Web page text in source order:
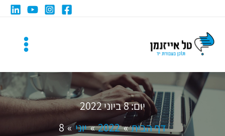
יום:8 ביוני 2022
דף הבית
2022 יוני 8